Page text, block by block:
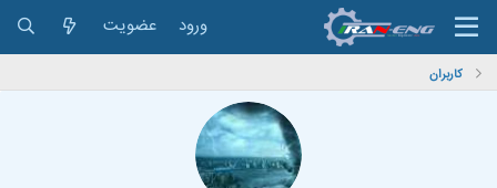
ورود عضویت
کاربران